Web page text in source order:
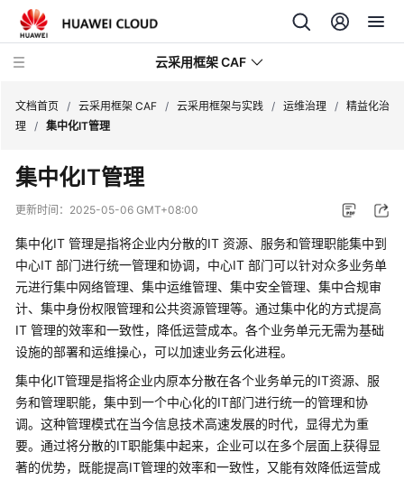
云采用框架 CAF
采
用
架
与
实
践
云
用
框
架
简
介
文档首页 / 云采用框架 CAF / 云采用框架与实践 / 运维治理 / 精益化治
理 / 集中化IT管理
集中化IT管理
更新时间： 2025-05-06 GMT+08:00
集中化IT 管理是指将企业内分散的IT 资源、服务和管理职能集中到
中心IT 部门进行统一管理和协调，中心IT 部门可以针对众多业务单
元进行集中网络管理、集中运维管理、集中安全管理、集中合规审
计、集中身份权限管理和公共资源管理等。通过集中化的方式提高
IT 管理的效率和一致性，降低运营成本。各个业务单元无需为基础
设施的部署和运维操心，可以加速业务云化进程。
集中化IT管理是指将企业内原本分散在各个业务单元的IT资源、服
务和管理职能，集中到一个中心化的IT部门进行统一的管理和协
调。这种管理模式在当今信息技术高速发展的时代，显得尤为重
要。通过将分散的IT职能集中起来，企业可以在多个层面上获得显
著的优势，既能提高IT管理的效率和一致性，又能有效降低运营成